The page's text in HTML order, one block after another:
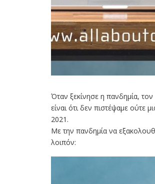
Όταν ξεκίνησε η πανδημία,
είναι ότι δεν πιστέψαμε ούτε
2021.
Με την πανδημία να
λοιπόν: